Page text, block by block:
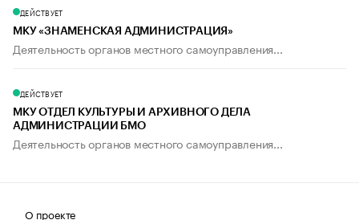
ДЕЙСТВУЕТ
МКУ «ЗНАМЕНСКАЯ АДМИНИСТРАЦИЯ»
Деятельность органов местного самоуправления...
ДЕЙСТВУЕТ
МКУ ОТДЕЛ КУЛЬТУРЫ И АРХИВНОГО ДЕЛА
АДМИНИСТРАЦИИ БМО
Деятельность органов местного самоуправления...
О проекте